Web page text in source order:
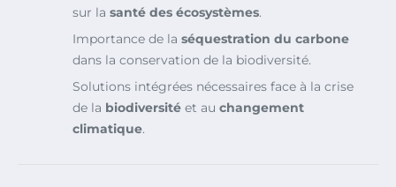
sur la santé des écosystèmes.
Importance de la séquestration du carbone
dans la conservation de la biodiversité.
Solutions intégrées nécessaires face à la crise
de la biodiversité et au changement
climatique.